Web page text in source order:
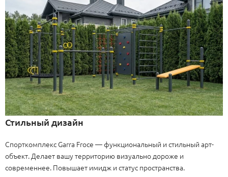
Стильный дизайн
Спорткомплекс Garra Froce — функциональный и стильный арт-
объект. Делает вашу территорию визуально дороже и
современнее. Повышает имидж и статус пространства.